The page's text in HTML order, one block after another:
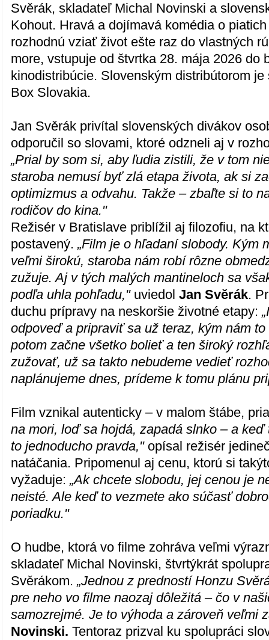
Svěrák, skladateľ Michal Novinski a
Kohout. Hravá a dojímavá komédia o
rozhodnú vziať život ešte raz do vlastných
more, vstupuje od štvrtka 28. mája 2026 do
kinodistribúcie. Slovenským distribútorom
Box Slovakia.
Jan Svěrák privítal slovenských divákov
odporučil so slovami, ktoré odzneli aj v
„Prial by som si, aby ľudia zistili, že v tom
staroba nemusí byť zlá etapa života, ak si
optimizmus a odvahu. Takže – zbaľte si to
rodičov do kina."
Režisér v Bratislave priblížil aj filozofiu, na
postavený.„Film je o hľadaní slobody. Kým
veľmi širokú, staroba nám robí rôzne
zužuje. Aj v tých malých mantineloch sa
podľa uhla pohľadu," uviedolJan Svěrák.
duchu prípravy na neskoršie životné etapy:
odpoveď a pripraviť sa už teraz, kým nám
potom začne všetko bolieť a ten široký
zužovať, už sa takto nebudeme vedieť
naplánujeme dnes, prídeme k tomu plánu
Film vznikal autenticky – v malom štábe,
na mori, loď sa hojdá, zapadá slnko – a
to jednoducho pravda,"opísal režisér
natáčania. Pripomenul aj cenu, ktorú si
vyžaduje:„Ak chcete slobodu, jej cenou je
neisté. Ale keď to vezmete ako súčasť
poriadku."
O hudbe, ktorá vo filme zohráva veľmi
skladateľ Michal Novinski, štvrtýkrát
Svěrákom. „Jednou z predností Honzu
pre neho vo filme naozaj dôležitá – čo v
samozrejmé. Je to výhoda a zároveň veľmi
Novinski. Tentoraz prizval ku spolupráci